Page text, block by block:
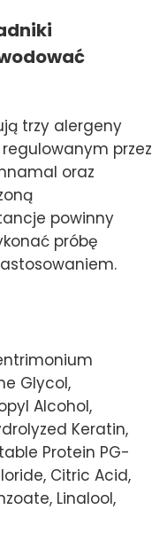
trzy alergeny
przez
oraz
powinny
próbę
Glycol,
Alcohol,
Keratin,
Protein PG-
Citric Acid,
Linalool,